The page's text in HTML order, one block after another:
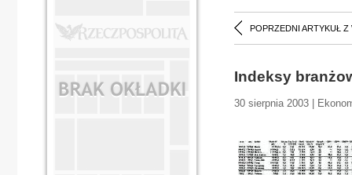
POPRZEDNI ARTYKUŁ Z
Indeksy
30 sierpnia 2003 |